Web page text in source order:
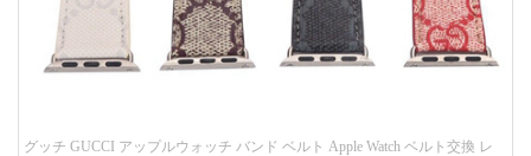
グッチ GUCCI アップルウォッチ バンド ベルト Apple Watch ベルト交換 レ